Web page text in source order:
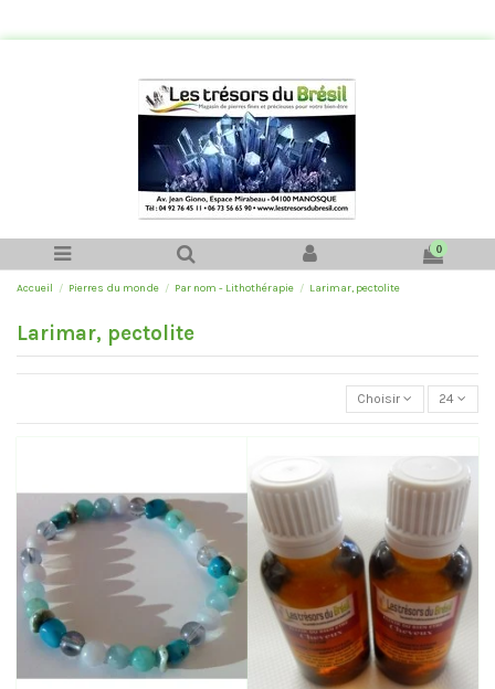
0
Accueil Pierres du monde Par nom - Lithothérapie Larimar, pectolite
Larimar, pectolite
Choisir 24